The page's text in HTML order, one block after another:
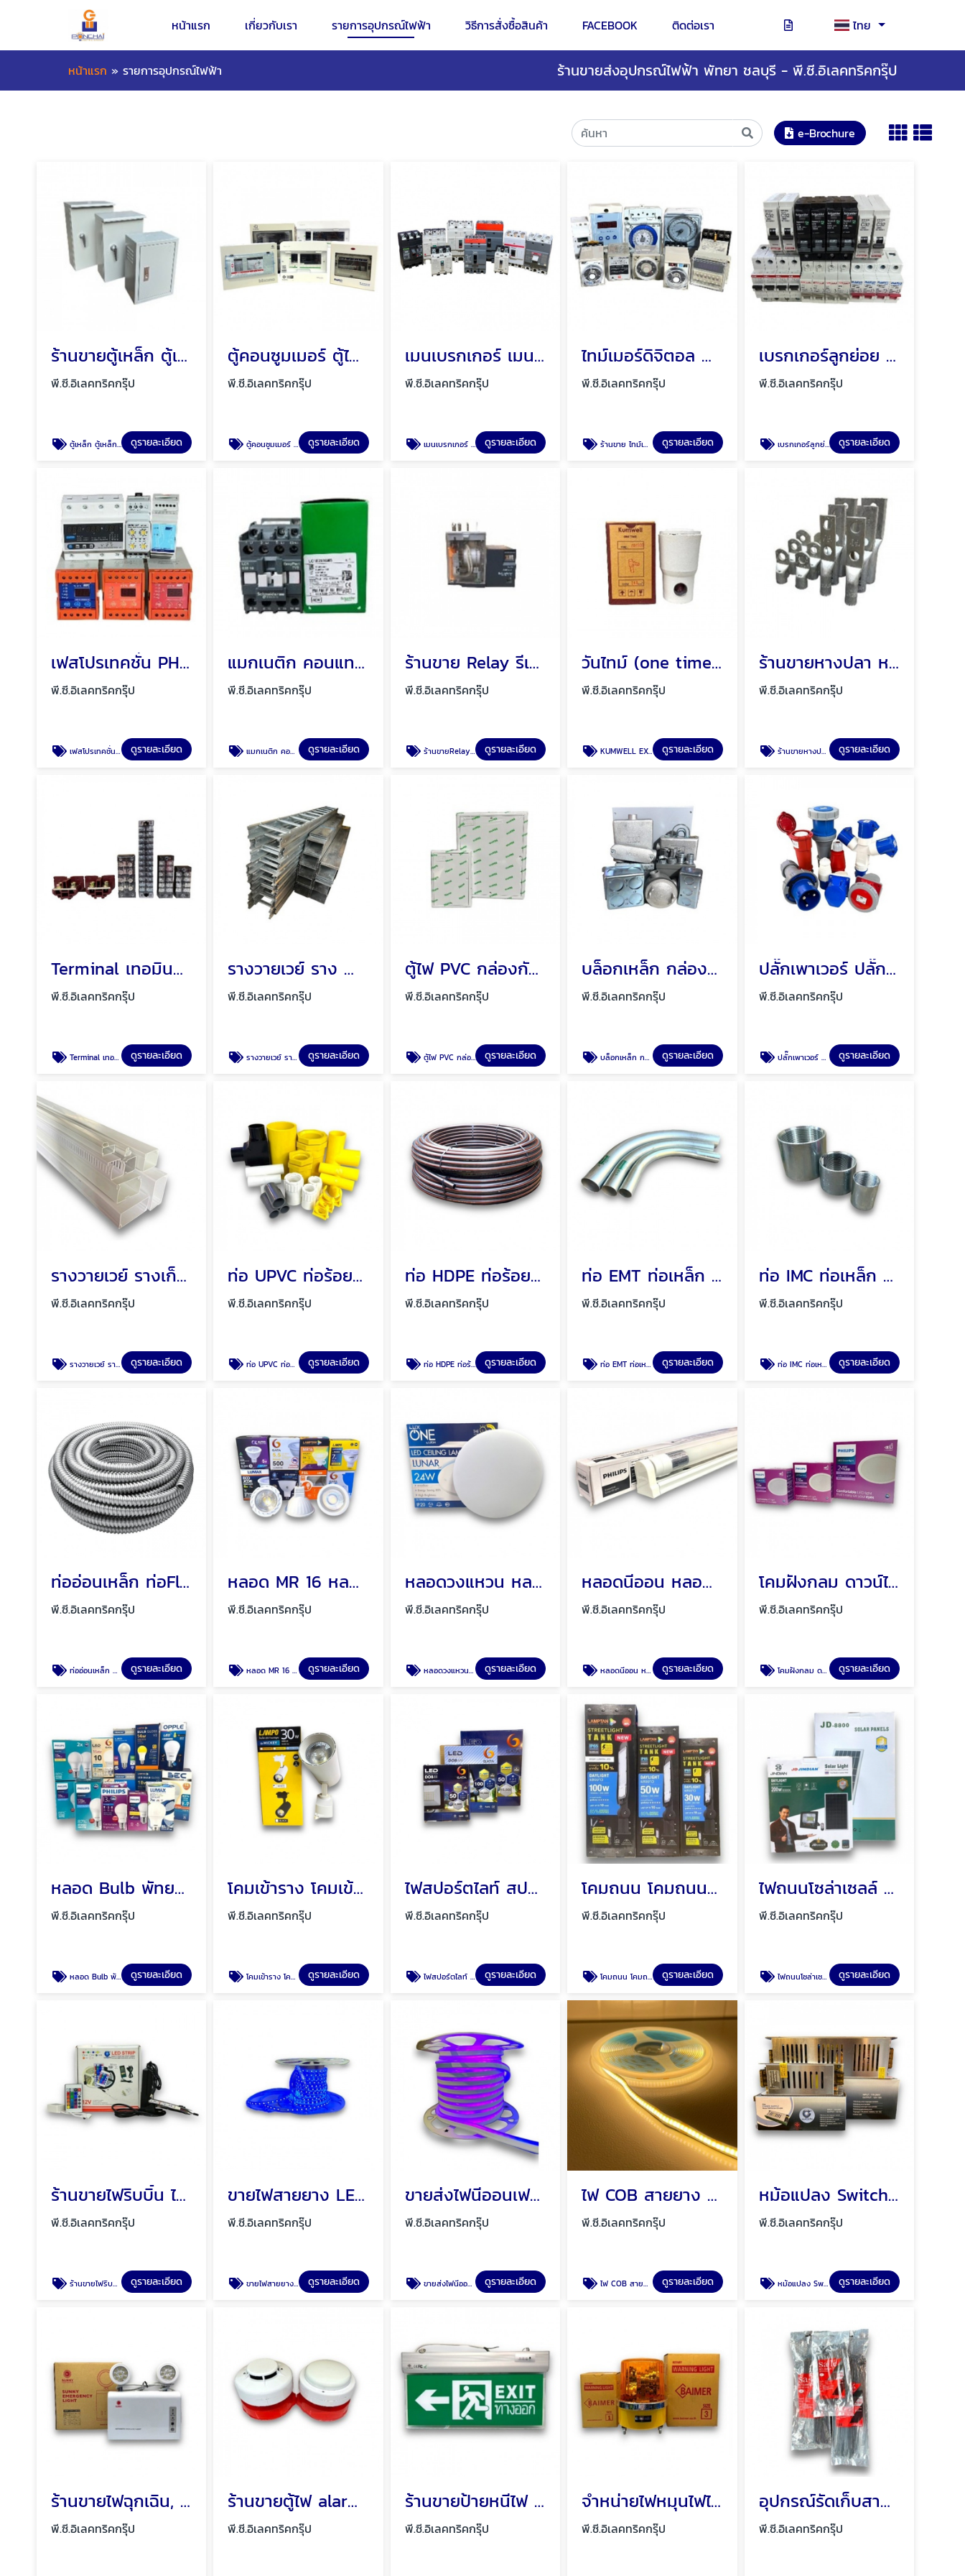
หน้าแรก เกี่ยวกับเรา รายการอุปกรณ์ไฟฟ้า วิธีการสั่งซื้อสินค้า FACEBOOK ติดต่อเรา ไทย
หน้าแรก » รายการอุปกรณ์ไฟฟ้า ร้านขายส่งอุปกรณ์ไฟฟ้า พัทยา ชลบุรี - พี.ซี.อิเลคทริคกรุ๊ป
e-Brochure
ร้านขายตู้เหล็ก ตู้เหล็กกันน้ำ พัทยา ชลบุรี
พี.ซี.อิเลคทริคกรุ๊ป
ตู้เหล็ก ตู้เหล็กกันน้ำ ดูรายละเอียด
ตู้คอนซูมเมอร์ ตู้ไฟ ตู้โหลดเซ็นเตอร์ พัทยา ชลบุรี
พี.ซี.อิเลคทริคกรุ๊ป
ตู้คอนซูมเมอร์ ตู้ไฟ ตู้โหลดเซ็นเตอร์ พัทยา ชลบุรี ดูรายละเอียด
เมนเบรกเกอร์ เมนกันดูด พัทยา ชลบุรี
พี.ซี.อิเลคทริคกรุ๊ป
เมนเบรกเกอร์ เมนกันดูด พัทยา ชลบุรี ดูรายละเอียด
ไทม์เมอร์ดิจิตอล พัทยา ชลบุรี
พี.ซี.อิเลคทริคกรุ๊ป
ร้านขาย ไทม์เมอร์ดิจิตอล พัทยา ชลบุรี ดูรายละเอียด
เบรกเกอร์ลูกย่อย (MBC) พัทยา ชลบุรี
พี.ซี.อิเลคทริคกรุ๊ป
เบรกเกอร์ลูกย่อย (MBC) พัทยา ชลบุรี ดูรายละเอียด
เฟสโปรเทคชั่น PHASE Protection พัทยา ชลบุรี
พี.ซี.อิเลคทริคกรุ๊ป
เฟสโปรเทคชั่น PHASE Protection พัทยา ชลบุรี ดูรายละเอียด
แมกเนติก คอนแทคเตอร์ พัทยา ชลบุรี
พี.ซี.อิเลคทริคกรุ๊ป
แมกเนติก คอนแทคเตอร์ ดูรายละเอียด
ร้านขาย Relay รีเลย์ พัทยา ชลบุรี
พี.ซี.อิเลคทริคกรุ๊ป
ร้านขายRelay รีเลย์ พัทยา ดูรายละเอียด
วันไทม์ (one time) กราวด์ KUMWELL EXCOWELL พัทยา ชลบุรี
พี.ซี.อิเลคทริคกรุ๊ป
KUMWELL EXCOWELL ดูรายละเอียด
ร้านขายหางปลา หางปลายุโรป พัทยา ชลบุรี
พี.ซี.อิเลคทริคกรุ๊ป
ร้านขายหางปลา หางปลายุโรป พัทยา ชลบุรี ดูรายละเอียด
Terminal เทอมินอล เทอมินอลต่อสายไฟ พัทยา ชลบุรี
พี.ซี.อิเลคทริคกรุ๊ป
Terminal เทอมินอล เทอมินอลต่อสายไฟ ดูรายละเอียด
รางวายเวย์ ราง WIREWAY เหล็ก รางเหล็ก พัทยา ชลบุรี
พี.ซี.อิเลคทริคกรุ๊ป
รางวายเวย์ ราง WIREWAY เหล็ก รางเหล็ก พัทยา ชลบุรี ดูรายละเอียด
ตู้ไฟ PVC กล่องกันน้ำ ตู้พลาสติก Mos พัทยา ชลบุรี
พี.ซี.อิเลคทริคกรุ๊ป
ตู้ไฟ PVC กล่องกันน้ำ ตู้พลาสติก Mos พัทยา ชลบุรี ดูรายละเอียด
บล็อกเหล็ก กล่องพักสาย บล็อกเหล็กกันน้ำ พัทยา ชลบุรี
พี.ซี.อิเลคทริคกรุ๊ป
บล็อกเหล็ก กล่องพักสาย บล็อกเหล็กกันน้ำ พัทยา ชลบุรี ดูรายละเอียด
ปลั๊กเพาเวอร์ ปลั๊กโรงงาน ปลั๊กอุตสาหกรรม พัทยา ชลบุรี
พี.ซี.อิเลคทริคกรุ๊ป
ปลั๊กเพาเวอร์ ปลั๊กโรงงาน ปลั๊กอุตสาหกรรม พัทยา ชลบุรี ดูรายละเอียด
รางวายเวย์ รางเก็บสายไฟ ราง PVC พัทยา ชลบุรี
พี.ซี.อิเลคทริคกรุ๊ป
รางวายเวย์ รางเก็บสายไฟ ราง PVC พัทยา ชลบุรี ดูรายละเอียด
ท่อ UPVC ท่อร้อยสายไฟ ท่อขาว ท่อเหลือง พัทยา ชลบุรี
พี.ซี.อิเลคทริคกรุ๊ป
ท่อ UPVC ท่อร้อยสายไฟ ท่อขาว ท่อเหลือง พัทยา ชลบุรี ดูรายละเอียด
ท่อ HDPE ท่อร้อยสายไฟ ท่อฝังดิน พัทยา ชลบุรี
พี.ซี.อิเลคทริคกรุ๊ป
ท่อ HDPE ท่อร้อยสายไฟ ท่อฝังดิน พัทยา ชลบุรี ดูรายละเอียด
ท่อ EMT ท่อเหล็ก ท่อเหล็กร้อยสายไฟ พัทยา ชลบุรี
พี.ซี.อิเลคทริคกรุ๊ป
ท่อ EMT ท่อเหล็ก ท่อเหล็กร้อยสายไฟ ดูรายละเอียด
ท่อ IMC ท่อเหล็ก ท่อเหล็กร้อยสายไฟ พัทยา ชลบุรี
พี.ซี.อิเลคทริคกรุ๊ป
ท่อ IMC ท่อเหล็ก ท่อเหล็กร้อยสายไฟ พัทยา ชลบุรี ดูรายละเอียด
ท่ออ่อนเหล็ก ท่อFlex ท่ออ่อนกันน้ำสีเทา พัทยา ชลบุรี
พี.ซี.อิเลคทริคกรุ๊ป
ท่ออ่อนเหล็ก ท่อFlex ท่ออ่อนกันน้ำสีเทา พัทยา ชลบุรี ดูรายละเอียด
หลอด MR 16 หลอด GU10 โคมฮาโลเจน พัทยา ชลบุรี
พี.ซี.อิเลคทริคกรุ๊ป
หลอด MR 16 หลอด GU 10 โคมฮาโลเจน พัทยา ชลบุรี ดูรายละเอียด
หลอดวงแหวน หลอดนีออนกลม โคมซาลาเปา โคมซาลาเปาลายเพชร พัทยา ชลบุรี
พี.ซี.อิเลคทริคกรุ๊ป
หลอดวงแหวน หลอดนีออนกลม โคมซาลาเปา โคมซาลาเปาลายเพชร ดูรายละเอียด
หลอดนีออน หลอดไฟนีออนแท่งยาว สั้น พัทยา ชลบุรี
พี.ซี.อิเลคทริคกรุ๊ป
หลอดนีออน หลอดไฟนีออนแท่งยาว สั้น พัทยา ชลบุรี ดูรายละเอียด
โคมฝังกลม ดาวน์ไลท์ฝังฝ้า พัทยา ชลบุรี
พี.ซี.อิเลคทริคกรุ๊ป
โคมฝังกลม ดาวน์ไลท์ฝังฝ้า พัทยา ชลบุรี ดูรายละเอียด
หลอด Bulb พัทยา ชลบุรี
พี.ซี.อิเลคทริคกรุ๊ป
หลอด Bulb พัทยา ชลบุรี ดูรายละเอียด
โคมเข้าราง โคมเข้ารางแทร็คไลท์ พัทยา ชลบุรี
พี.ซี.อิเลคทริคกรุ๊ป
โคมเข้าราง โคมเข้ารางแทร็คไลท์ พัทยา ชลบุรี ดูรายละเอียด
ไฟสปอร์ตไลท์ สปอร์ตไลท์ พัทยา ชลบุรี
พี.ซี.อิเลคทริคกรุ๊ป
ไฟสปอร์ตไลท์ สปอร์ตไลท์ ดูรายละเอียด
โคมถนน โคมถนน LED พัทยา ชลบุรี
พี.ซี.อิเลคทริคกรุ๊ป
โคมถนน โคมถนน LED พัทยา ชลบุรี ดูรายละเอียด
ไฟถนนโซล่าเซลล์ พัทยา ชลบุรี
พี.ซี.อิเลคทริคกรุ๊ป
ไฟถนนโซล่าเซลล์ พัทยา ชลบุรี ดูรายละเอียด
ร้านขายไฟริบบิ้น ไฟริบบิ้นเปลือย พัทยา ชลบุรี
พี.ซี.อิเลคทริคกรุ๊ป
ร้านขายไฟริบบิ้น ไฟริบบิ้นเปลือย พัทยา ชลบุรี ดูรายละเอียด
ขายไฟสายยาง LED 220V ไฟ LED เส้น 220V พัทยา ชลบุรี
พี.ซี.อิเลคทริคกรุ๊ป
ขายไฟสายยาง LED 220 V ไฟ LED เส้น 220V พัทยา ดูรายละเอียด
ขายส่งไฟนีออนเฟล็ก สายนีออนเฟล็ก Neon Flex พัทยา ชลบุรี
พี.ซี.อิเลคทริคกรุ๊ป
ขายส่งไฟนีออนเฟล็ก สายนีออนเฟล็ก Neon Flex ดูรายละเอียด
ไฟ COB สายยาง 220V ไฟ COB สายยาง 12V ไฟ COB
พี.ซี.อิเลคทริคกรุ๊ป
ไฟ COB สายยาง 220V ไฟ COB สายยาง 12V ไฟ COB ดูรายละเอียด
หม้อแปลง Switching Power Supply พัทยา ชลบุรี
พี.ซี.อิเลคทริคกรุ๊ป
หม้อแปลง Switching Power Supply พัทยา ชลบุรี ดูรายละเอียด
ร้านขายไฟฉุกเฉิน, Emergency Lights พัทยา ชลบุรี
พี.ซี.อิเลคทริคกรุ๊ป
ร้านขายตู้ไฟ alarm พัทยา ชลบุรี
พี.ซี.อิเลคทริคกรุ๊ป
ร้านขายป้ายหนีไฟ Fire exit พัทยา ชลบุรี
พี.ซี.อิเลคทริคกรุ๊ป
จำหน่ายไฟหมุนไฟไซเรน พัทยา ชลบุรี
พี.ซี.อิเลคทริคกรุ๊ป
อุปกรณ์รัดเก็บสายไฟ Cable tie พัทยา
พี.ซี.อิเลคทริคกรุ๊ป